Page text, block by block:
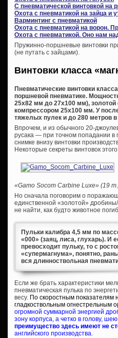
С пневматической винтовкой на
Охота с пневматикой на зайца и
Варминтинг с пневматикой
Охота с пневматикой на ворон.
Охота с пневматикой. Оно нам
Пружинно-поршневые винтовки
(не путать с зайцами).
Винтовки класса
Пневматические винтовки
поршневой пневматике.
25х82 мм до 27х100 мм),
компрессором 25х100 мм. У
тяжелых пулек и до 280 метров
Впрочем, и из обычного 20-
русака — при точном попадании в
снимке внизу винтовки
Некоторые секреты винтовок
«Gamo Socom Carbine Luxe» (19
Но сначала поговорим о
единственной «золотой»
не найти, как будто животное
Пульки калибра 4,5 мм по
«000» (заяц, лиса, глухарь). И
превосходит пульку, то с
«супермагнума», понятно,
вся длинноствольная
Если же брать характеристики
пневматическая пулька по
весу. По скоростным показателям
гладкоствольным огнестрельным
огромной суммарной энергией
зону корпуса, а четко в голову,
преимущество здесь имеют не
английского производства.